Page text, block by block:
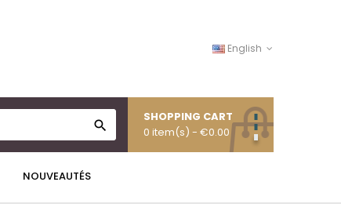
English

SHOPPING CART
0 item(s) - €0.00
NOUVEAUTÉS